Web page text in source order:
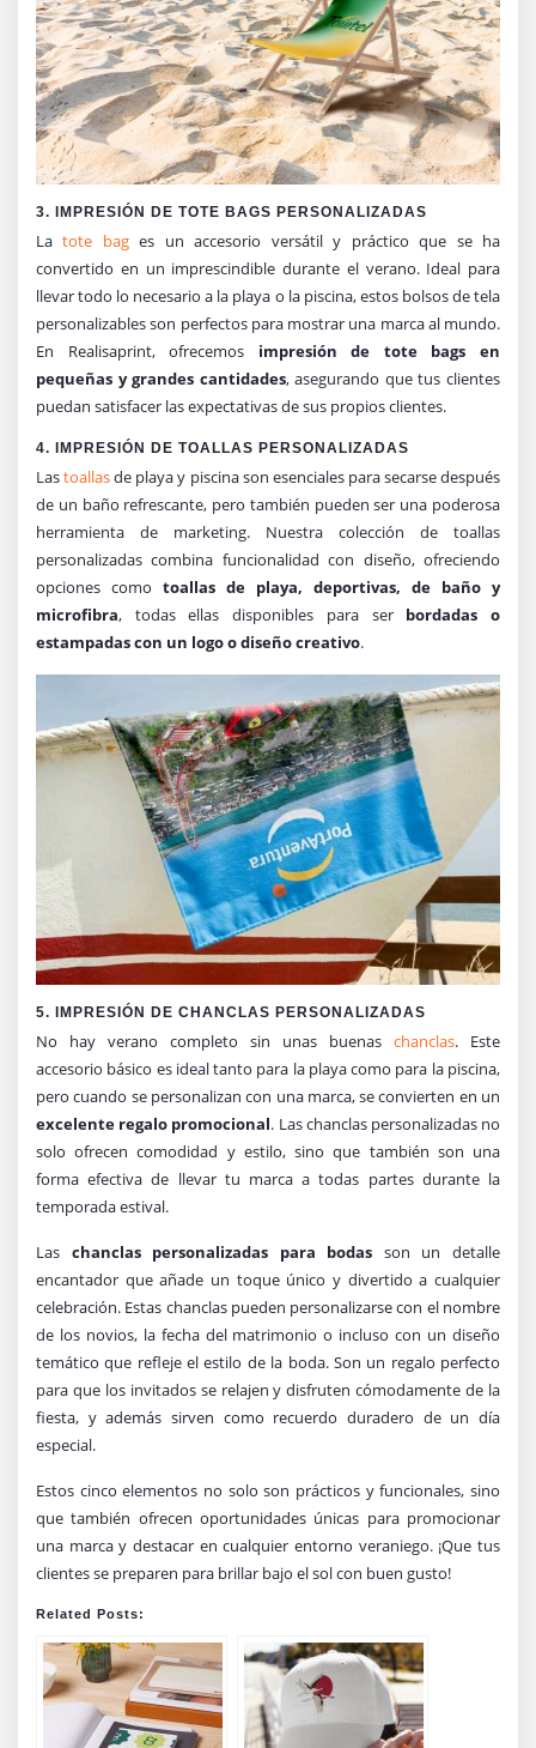
3. IMPRESIÓN DE TOTE BAGS PERSONALIZADAS
Latote bages un accesorio versátil y práctico que se ha
convertido en un imprescindible durante el verano. Ideal para
llevar todo lo necesario a la playa o la piscina, estos bolsos de tela
personalizables son perfectos para mostrar una marca al mundo.
En Realisaprint, ofrecemos impresión de tote bags en
pequeñas y grandes cantidades, asegurando que tus clientes
puedan satisfacer las expectativas de sus propios clientes.
4. IMPRESIÓN DE TOALLAS PERSONALIZADAS
Lastoallasde playa y piscina son esenciales para secarse después
de un baño refrescante, pero también pueden ser una poderosa
herramienta de marketing. Nuestra colección de toallas
personalizadas combina funcionalidad con diseño, ofreciendo
opciones como toallas de playa, deportivas, de baño y
microfibra, todas ellas disponibles para ser bordadas o
estampadas con un logo o diseño creativo.
5. IMPRESIÓN DE CHANCLAS PERSONALIZADAS
No hay verano completo sin unas buenas chanclas. Este
accesorio básico es ideal tanto para la playa como para la piscina,
pero cuando se personalizan con una marca, se convierten en un
excelente regalo promocional. Las chanclas personalizadas no
solo ofrecen comodidad y estilo, sino que también son una
forma efectiva de llevar tu marca a todas partes durante la
temporada estival.
Las chanclas personalizadas para bodas son un detalle
encantador que añade un toque único y divertido a cualquier
celebración. Estas chanclas pueden personalizarse con el nombre
de los novios, la fecha del matrimonio o incluso con un diseño
temático que refleje el estilo de la boda. Son un regalo perfecto
para que los invitados se relajen y disfruten cómodamente de la
fiesta, y además sirven como recuerdo duradero de un día
especial.
Estos cinco elementos no solo son prácticos y funcionales, sino
que también ofrecen oportunidades únicas para promocionar
una marca y destacar en cualquier entorno veraniego. ¡Que tus
clientes se preparen para brillar bajo el sol con buen gusto!
Related Posts: